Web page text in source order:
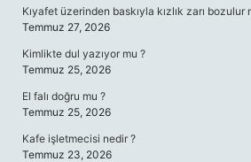
Kıyafet üzerinden baskıyla kızlık zarı bozulur
Temmuz 27, 2026
Kimlikte dul yazıyor mu ?
Temmuz 25, 2026
El falı doğru mu ?
Temmuz 25, 2026
Kafe işletmecisi nedir ?
Temmuz 23, 2026